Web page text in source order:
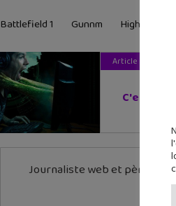
Battlefield 1 Gunnm High-Tech
Article précédent
C'est
Journaliste web et père de